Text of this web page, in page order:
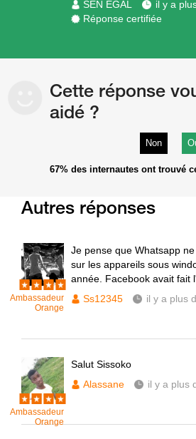
SEN ÉGAL
il y a
Réponse certifiée
Cette réponse
aidé ?
Non
67% des internautes ont trouvé
Autres réponses
Ambassadeur
Orange
Je pense que Whatsapp
sur les appareils sous
année. Facebook avait fait
Ss12345
il y a plus
Ambassadeur
Orange
Salut Sissoko
Alassane
il y a plus